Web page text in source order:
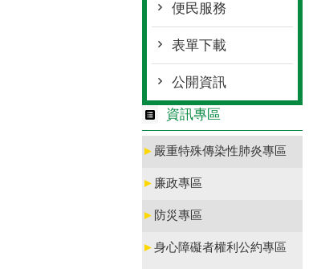
便民服務
表單下載
公開資訊
資訊專區
► 嚴重特殊傳染性肺炎專區
► 廉政專區
► 防災專區
►身心障礙者權利公約專區